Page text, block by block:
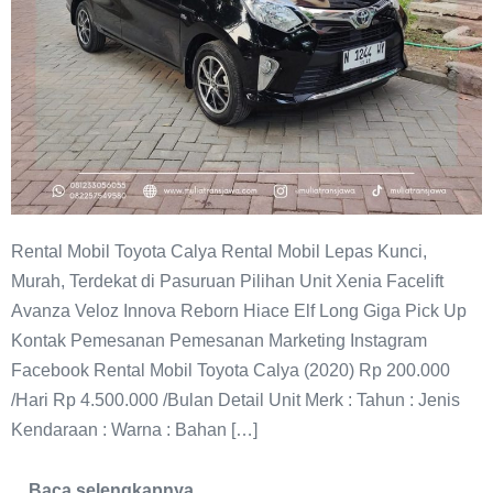
Rental Mobil Toyota Calya Rental Mobil Lepas Kunci,
Murah, Terdekat di Pasuruan Pilihan Unit Xenia Facelift
Avanza Veloz Innova Reborn Hiace Elf Long Giga Pick Up
Kontak Pemesanan Pemesanan Marketing Instagram
Facebook Rental Mobil Toyota Calya (2020) Rp 200.000
/Hari Rp 4.500.000 /Bulan Detail Unit Merk : Tahun : Jenis
Kendaraan : Warna : Bahan […]